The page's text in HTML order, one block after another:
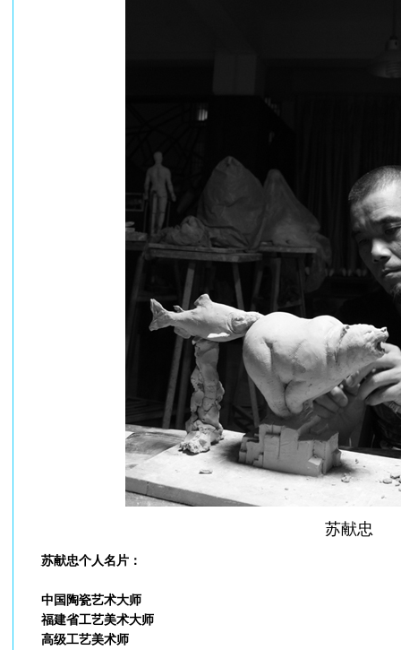
苏献忠
苏献忠个人名片：
中国陶瓷艺术大师
福建省工艺美术大师
高级工艺美术师